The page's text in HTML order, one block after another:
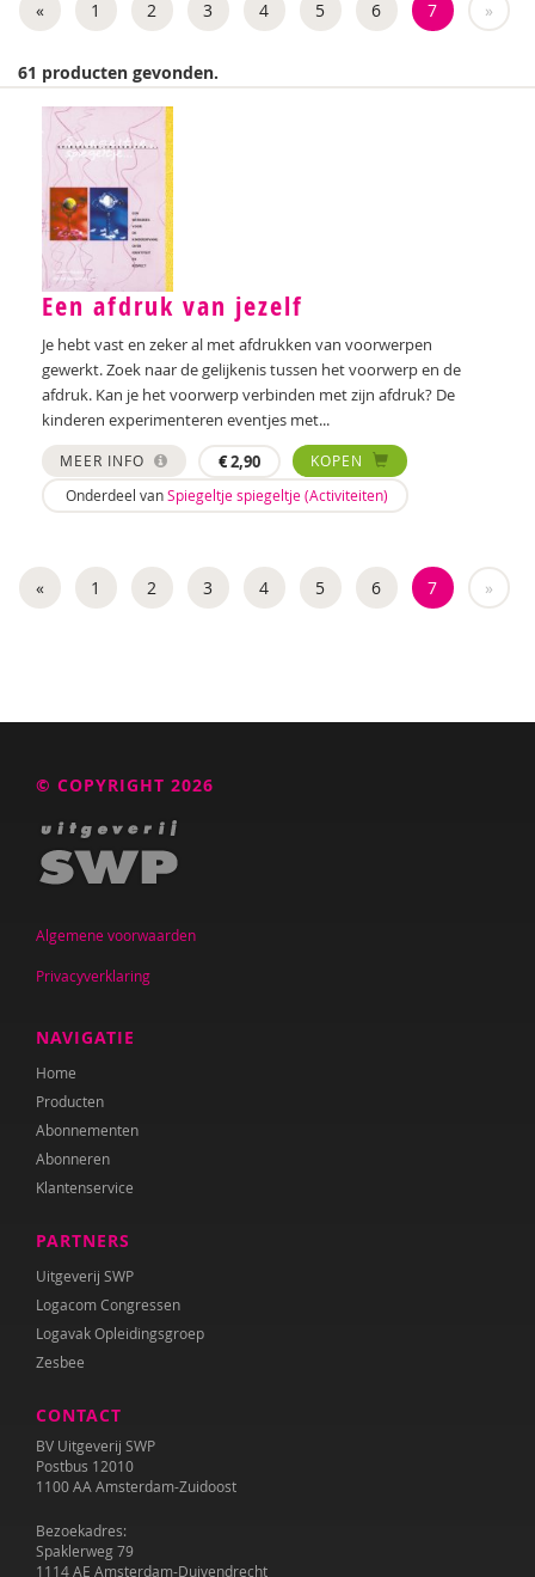
Brenda Abrahamse-Van Beek
Marijke Adema
Ilse Aerden
Pauline van Aken
Evelyn Akkermans
Teatske Altenburg
Creative Learning and Play
Iris Andriessen
Nishaan Ardjosemito
Diverse auteurs
Sebastiaan Baauw
Anne-Floor Bakker
Carolina Bakker
Ina Bakker
Pieter Paul Bakker
Marielle Balledux
Miriam Barendregt
Zeina Bassa
Daniëlla Bastin
« 1 2 3 4 5 6 7 »
61 producten gevonden.
Een afdruk van jezelf
Je hebt vast en zeker al met afdrukken van voorwerpen
gewerkt. Zoek naar de gelijkenis tussen het voorwerp en de
afdruk. Kan je het voorwerp verbinden met zijn afdruk? De
kinderen experimenteren eventjes met...
MEER INFO €2,90
KOPEN
Onderdeel vanSpiegeltje spiegeltje (Activiteiten)
« 1 2 3 4 5 6 7 »
© COPYRIGHT 2026
Algemene voorwaarden
Privacyverklaring
NAVIGATIE
Home
Producten
Abonnementen
Abonneren
Klantenservice
PARTNERS
Uitgeverij SWP
Logacom Congressen
Logavak Opleidingsgroep
Zesbee
CONTACT
BV Uitgeverij SWP
Postbus 12010
1100 AA Amsterdam-Zuidoost
Bezoekadres:
Spaklerweg 79
1114 AE Amsterdam-Duivendrecht